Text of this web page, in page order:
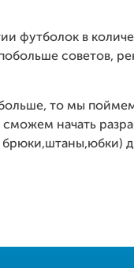
футболок в
советов,
то мы
начать
брюки,штаны,юбки)